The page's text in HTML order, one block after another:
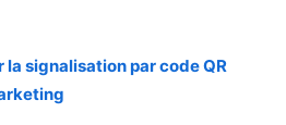
la signalisation par code QR